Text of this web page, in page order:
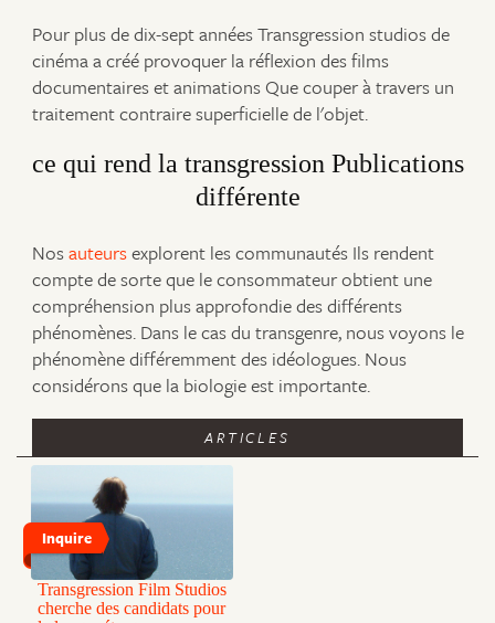
Pour plus de dix-sept années Transgression studios de
cinéma a créé provoquer la réflexion des films
documentaires et animations Que couper à travers un
traitement contraire superficielle de l'objet.
ce qui rend la transgression Publications
différente
Nosauteursexplorent les communautés Ils rendent
compte de sorte que le consommateur obtient une
compréhension plus approfondie des différents
phénomènes. Dans le cas du transgenre, nous voyons le
phénomène différemment des idéologues. Nous
considérons que la biologie est importante.
ARTICLES
Inquire
Transgression Film Studios
cherche des candidats pour